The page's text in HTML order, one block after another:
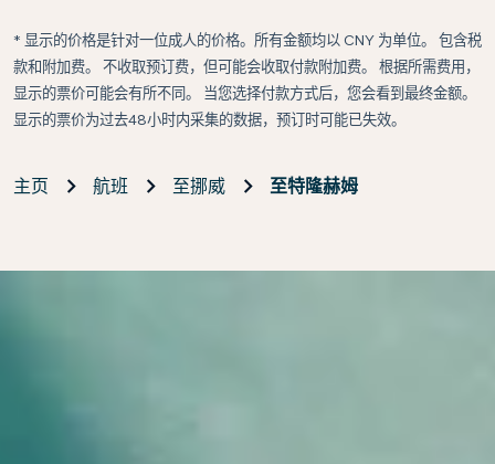
* 显示的价格是针对一位成人的价格。所有金额均以 CNY 为单位。 包含税
款和附加费。 不收取预订费，但可能会收取付款附加费。 根据所需费用，
显示的票价可能会有所不同。 当您选择付款方式后，您会看到最终金额。
显示的票价为过去48小时内采集的数据，预订时可能已失效。
主页 航班 至挪威 至特隆赫姆